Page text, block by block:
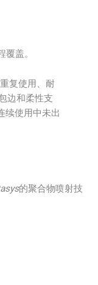
盖。
复使用、耐
边和柔性支
续使用中未出
的聚合物喷射技